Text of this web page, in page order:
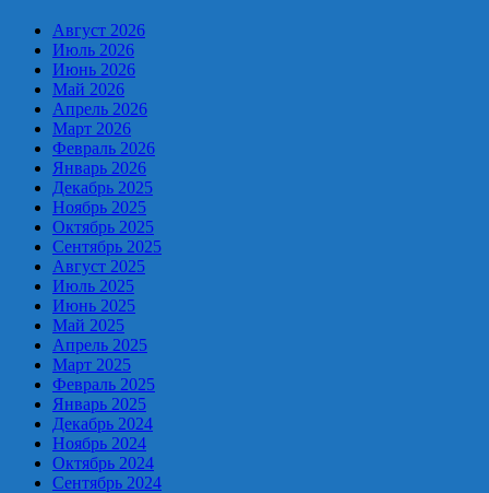
Август 2026
Июль 2026
Июнь 2026
Май 2026
Апрель 2026
Март 2026
Февраль 2026
Январь 2026
Декабрь 2025
Ноябрь 2025
Октябрь 2025
Сентябрь 2025
Август 2025
Июль 2025
Июнь 2025
Май 2025
Апрель 2025
Март 2025
Февраль 2025
Январь 2025
Декабрь 2024
Ноябрь 2024
Октябрь 2024
Сентябрь 2024